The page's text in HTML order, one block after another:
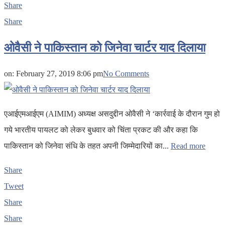
Share
Share
ओवैसी ने पाकिस्तान को जिनेवा चार्टर याद दिलाया
on: February 27, 2019 8:06 pmNo Comments
एआईएमआईएम (AIMIM) अध्यक्ष असदुद्दीन ओवैसी ने ‘कार्रवाई के दौरान गुम हो
गये भारतीय पायलट को लेकर बुधवार को चिंता प्रकट की और कहा कि
पाकिस्तान को जिनेवा संधि के तहत अपनी जिम्मेदारियों का... Read more
Share
Tweet
Share
Share